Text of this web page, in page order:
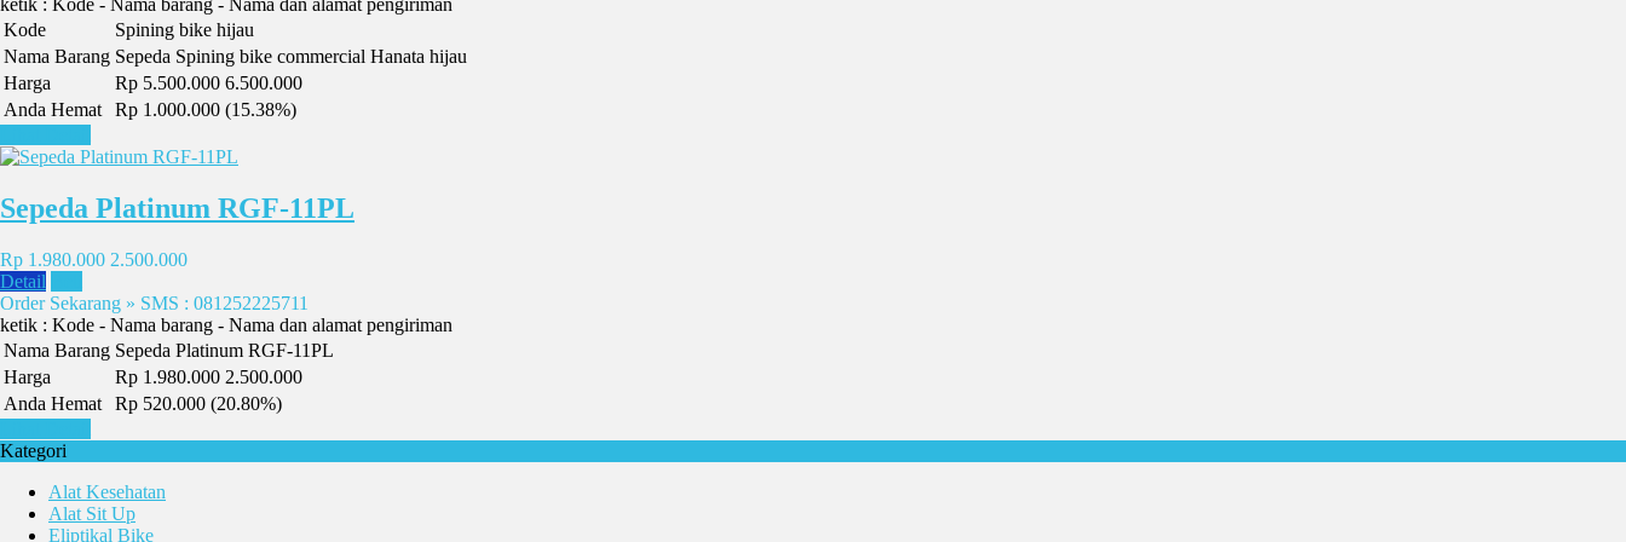
Kode
Spining bike hijau
Nama Barang Sepeda Spining bike commercial Hanata hijau
Harga
Rp 5.500.000 6.500.000
Anda Hemat
Rp 1.000.000 (15.38%)
Sepeda Platinum RGF-11PL
Rp 1.980.000 2.500.000
Detail
Order Sekarang » SMS : 081252225711
ketik : Kode - Nama barang - Nama dan alamat pengiriman
Nama Barang Sepeda Platinum RGF-11PL
Harga
Rp 1.980.000 2.500.000
Anda Hemat
Rp 520.000 (20.80%)
Kategori
Alat Kesehatan
Alat Sit Up
Eliptikal Bike